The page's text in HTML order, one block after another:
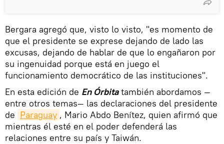
Bergara agregó que, visto lo visto, "es momento de
que el presidente se exprese dejando de lado las
excusas, dejando de hablar de que lo engañaron por
su ingenuidad porque está en juego el
funcionamiento democrático de las instituciones".
En esta edición de En Órbitatambién abordamos —
entre otros temas— las declaraciones del presidente
de Paraguay , Mario Abdo Benítez, quien afirmó que
mientras él esté en el poder defenderá las
relaciones entre su país y Taiwán.